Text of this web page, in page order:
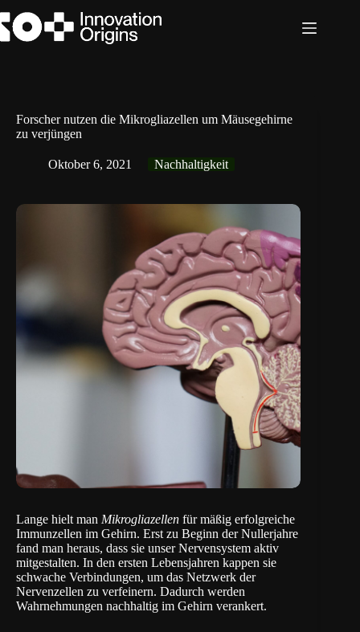
Inhalt
springen
Forscher nutzen die Mikrogliazellen um Mäusegehirne
zu verjüngen
Oktober 6, 2021 Nachhaltigkeit
Lange hielt man Mikrogliazellen für mäßig erfolgreiche
Immunzellen im Gehirn. Erst zu Beginn der Nullerjahre
fand man heraus, dass sie unser Nervensystem aktiv
mitgestalten. In den ersten Lebensjahren kappen sie
schwache Verbindungen, um das Netzwerk der
Nervenzellen zu verfeinern. Dadurch werden
Wahrnehmungen nachhaltig im Gehirn verankert.